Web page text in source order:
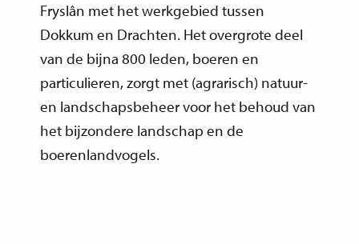
Fryslân met het werkgebied tussen
Dokkum en Drachten. Het overgrote deel
van de bijna 800 leden, boeren en
particulieren, zorgt met (agrarisch) natuur-
en landschapsbeheer voor het behoud van
het bijzondere landschap en de
boerenlandvogels.